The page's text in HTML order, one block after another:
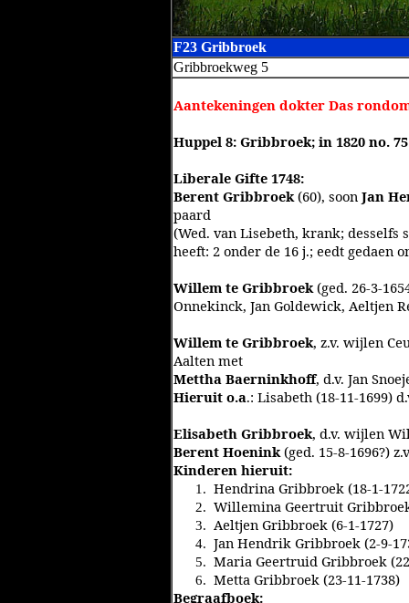
F23 Gribbroek
Gribbroekweg 5
Aantekeningen dokter Das
Huppel 8: Gribbroek; in 1820 no.
Liberale Gifte 1748:
Berent Gribbroek(60), soon Jan
paard
(Wed. van Lisebeth, krank; desselfs
heeft: 2 onder de 16 j.; eedt gedaen
Willem te Gribbroek(ged. 26-3-
Onnekinck, Jan Goldewick, Aeltjen
Willem te Gribbroek, z.v. wijlen
Aalten met
Mettha Baerninkhoff, d.v. Jan
Hieruit o.a.: Lisabeth (18-11-1699)
Elisabeth Gribbroek, d.v. wijlen
Berent Hoenink(ged. 15-8-1696?)
Kinderen hieruit:
1. Hendrina Gribbroek (18-1-
2. Willemina Geertruit
3. Aeltjen Gribbroek (6-1-1727)
4. Jan Hendrik Gribbroek (2-9-
5. Maria Geertruid Gribbroek
6. Metta Gribbroek (23-11-1738)
Begraafboek: